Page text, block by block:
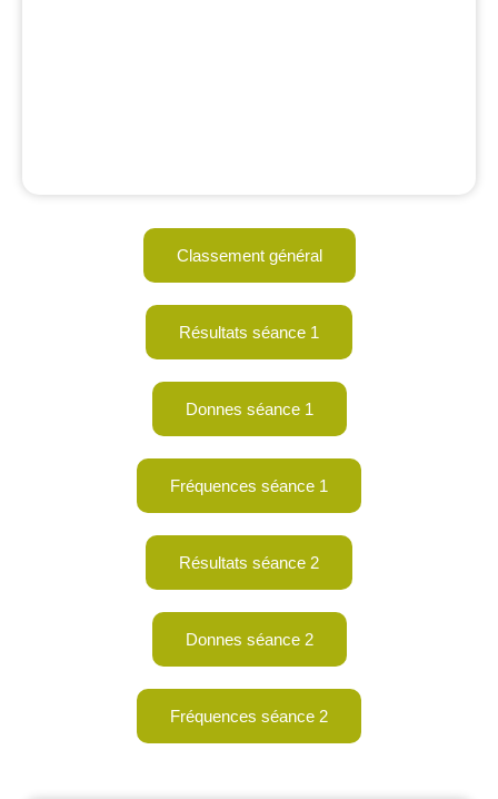
Classement général
Résultats séance 1
Donnes séance 1
Fréquences séance 1
Résultats séance 2
Donnes séance 2
Fréquences séance 2